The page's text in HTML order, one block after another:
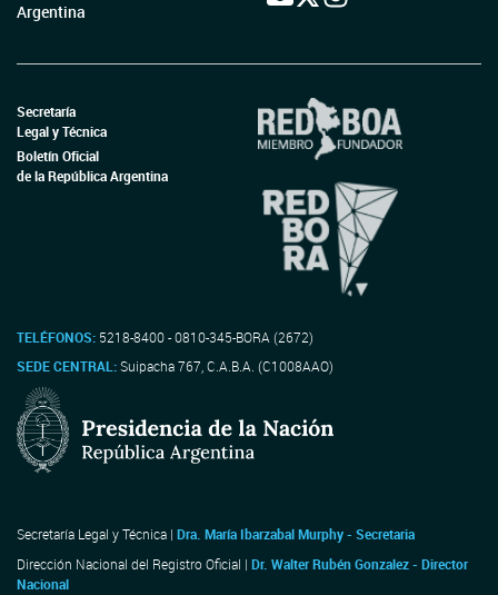
Argentina
Secretaría
Legal y Técnica
Boletín Oficial
de la República Argentina
TELÉFONOS: 5218-8400 - 0810-345-BORA (2672)
SEDE CENTRAL:Suipacha 767, C.A.B.A. (C1008AAO)
Secretaría Legal y Técnica | Dra. María Ibarzabal Murphy - Secretaria
Dirección Nacional del Registro Oficial | Dr. Walter Rubén Gonzalez - Director
Nacional